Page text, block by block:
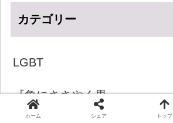
カテゴリー
LGBT
『象にささやく男』
ホーム シェア トップ